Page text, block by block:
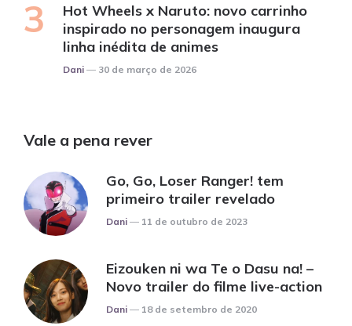
Hot Wheels x Naruto: novo carrinho
inspirado no personagem inaugura
linha inédita de animes
Posted
Dani 30 de março de 2026
Vale a pena rever
Go, Go, Loser Ranger! tem
primeiro trailer revelado
Posted
Dani 11 de outubro de 2023
Eizouken ni wa Te o Dasu na! –
Novo trailer do filme live-action
Posted
Dani 18 de setembro de 2020